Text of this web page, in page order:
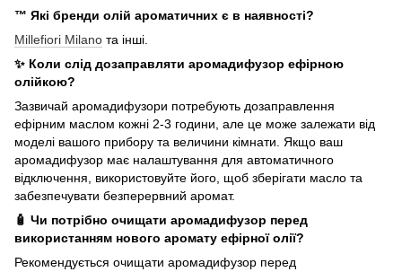
™ Які бренди олій ароматичних є в наявності?
Millefiori Milano та інші.
✨ Коли слід дозаправляти аромадифузор ефірною
олійкою?
Зазвичай аромадифузори потребують дозаправлення
ефірним маслом кожні 2-3 години, але це може залежати від
моделі вашого прибору та величини кімнати. Якщо ваш
аромадифузор має налаштування для автоматичного
відключення, використовуйте його, щоб зберігати масло та
забезпечувати безперервний аромат.
🧴 Чи потрібно очищати аромадифузор перед
використанням нового аромату ефірної олії?
Рекомендується очищати аромадифузор перед